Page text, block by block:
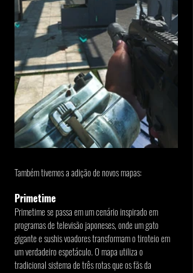
Também tivemos a adição de novos mapas:
Primetime
Primetime se passa em um cenário inspirado em
programas de televisão japoneses, onde um gato
gigante e sushis voadores transformam o tiroteio em
um verdadeiro espetáculo. O mapa utiliza o
tradicional sistema de três rotas que os fãs da